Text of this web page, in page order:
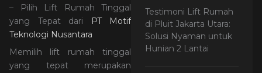
– Pilih Lift Rumah Tinggal
yang Tepat dari
PT Motif
Teknologi Nusantara
Memilih lift rumah tinggal
yang tepat merupakan
Testimoni Lift Rumah
di Pluit Jakarta Utara:
Solusi Nyaman untuk
Hunian 2 Lantai